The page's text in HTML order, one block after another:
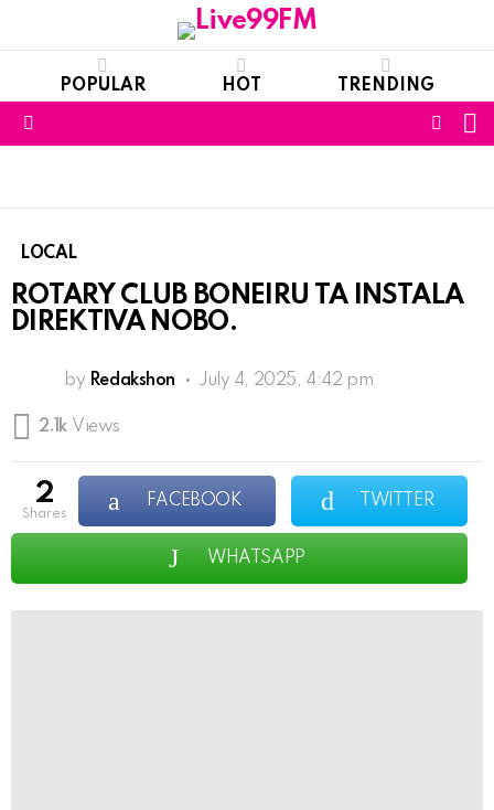
POPULAR HOT TRENDING
LOCAL
ROTARY CLUB BONEIRU TA INSTALA
DIREKTIVA NOBO.
by Redakshon July 4, 2025, 4:42 pm
2.1k Views
2
shares
FACEBOOK TWITTER
WHATSAPP